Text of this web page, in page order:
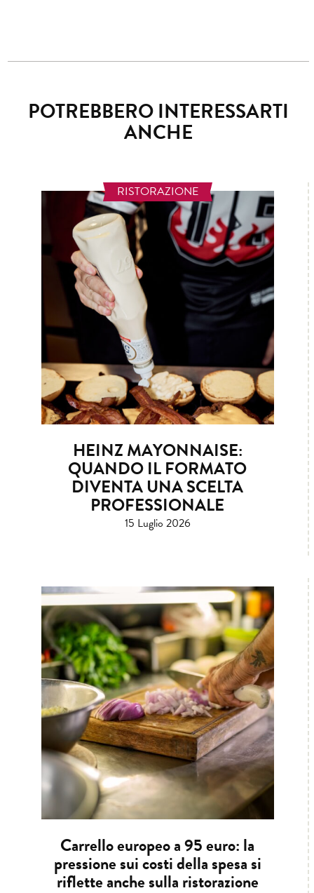
POTREBBERO INTERESSARTI
ANCHE
RISTORAZIONE
HEINZ MAYONNAISE:
QUANDO IL FORMATO
DIVENTA UNA SCELTA
PROFESSIONALE
15 Luglio 2026
Carrello europeo a 95 euro: la
pressione sui costi della spesa si
riflette anche sulla ristorazione